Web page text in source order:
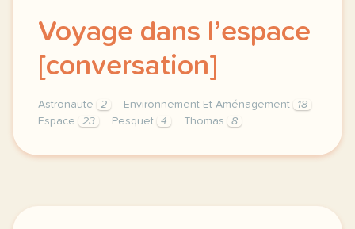
Voyage dans l’espace
[conversation]
Astronaute 2 Environnement Et Aménagement
18
Espace
23 Pesquet 4 Thomas 8
theme environnement et amenagement duree